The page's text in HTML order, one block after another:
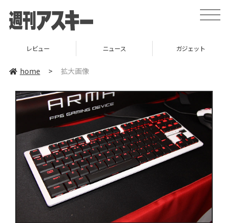
toggle
レビュー ニュース ガジェット
home > 拡大画像